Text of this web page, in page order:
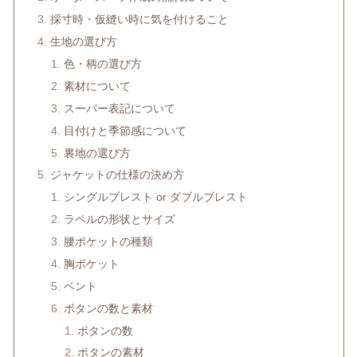
採寸時・仮縫い時に気を付けること
生地の選び方
色・柄の選び方
素材について
スーパー表記について
目付けと季節感について
裏地の選び方
ジャケットの仕様の決め方
シングルブレスト or ダブルブレスト
ラペルの形状とサイズ
腰ポケットの種類
胸ポケット
ベント
ボタンの数と素材
ボタンの数
ボタンの素材